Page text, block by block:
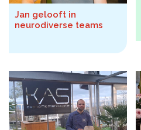
Jan gelooft in
neurodiverse teams